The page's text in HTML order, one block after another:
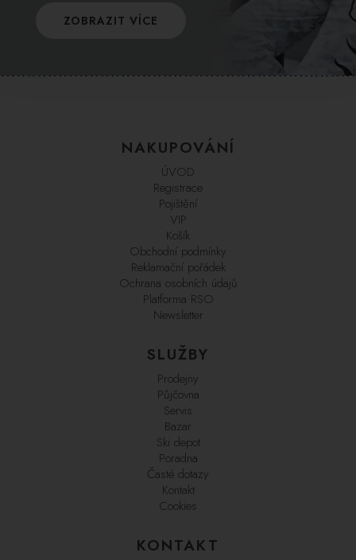
ZOBRAZIT VÍCE
NAKUPOVÁNÍ
ÚVOD
Registrace
Pojištění
VIP
Košík
Obchodní podmínky
Reklamační pořádek
Ochrana osobních údajů
Platforma RSO
Newsletter
SLUŽBY
Prodejny
Půjčovna
Servis
Bazar
Ski depot
Poradna
Časté dotazy
Kontakt
Cookies
KONTAKT